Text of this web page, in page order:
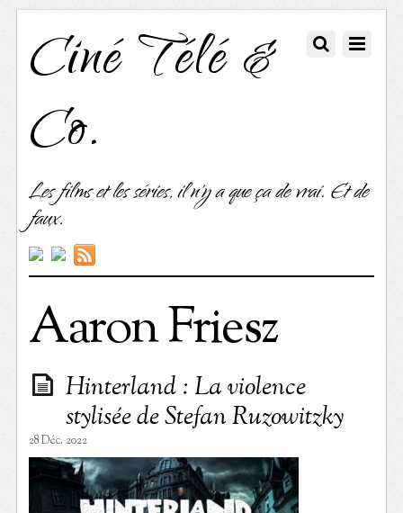
Ciné Télé &
Co.
Les films et les séries, il n'y a que ça de vrai. Et de
faux.
Aaron Friesz
Hinterland : La violence
stylisée de Stefan Ruzowitzky
28 Déc. 2022